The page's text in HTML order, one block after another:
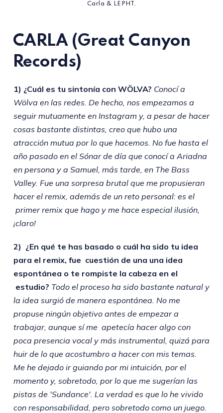
Carla & LEPHT.
CARLA (Great Canyon
Records)
1) ¿Cuál es tu sintonía con WÖLVA? Conocí a
Wölva en las redes. De hecho, nos empezamos a
seguir mutuamente en Instagram y, a pesar de hacer
cosas bastante distintas, creo que hubo una
atracción mutua por lo que hacemos. No fue hasta el
año pasado en el Sónar de día que conocí a Ariadna
en persona y a Samuel, más tarde, en The Bass
Valley. Fue una sorpresa brutal que me propusieran
hacer el remix, además de un reto personal: es el
primer remix que hago y me hace especial ilusión,
¡claro!
2) ¿En qué te has basado o cuál ha sido tu idea
para el remix, fue cuestión de una una idea
espontánea o te rompiste la cabeza en el
estudio? Todo el proceso ha sido bastante natural y
la idea surgió de manera espontánea. No me
propuse ningún objetivo antes de empezar a
trabajar, aunque sí me apetecía hacer algo con
poca presencia vocal y más instrumental, quizá para
huir de lo que acostumbro a hacer con mis temas.
Me he dejado ir guiando por mi intuición, por el
momento y, sobretodo, por lo que me sugerían las
pistas de 'Sundance'. La verdad es que lo he vivido
con responsabilidad, pero sobretodo como un juego.